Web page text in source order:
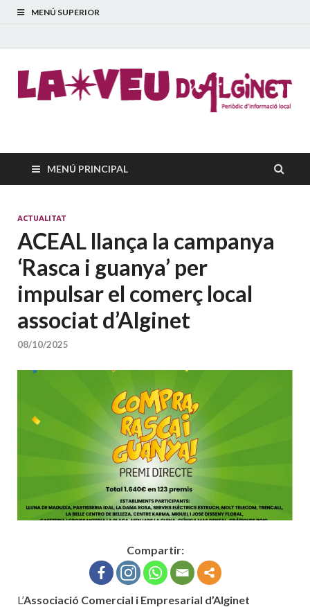
MENÚ SUPERIOR
La Veu d'Alginet
MENÚ PRINCIPAL
ACTUALITAT
ACEAL llança la campanya
‘Rasca i guanya’ per
impulsar el comerç local
associat d’Alginet
08/10/2025
Compartir:
L’Associació Comercial i Empresarial d’Alginet